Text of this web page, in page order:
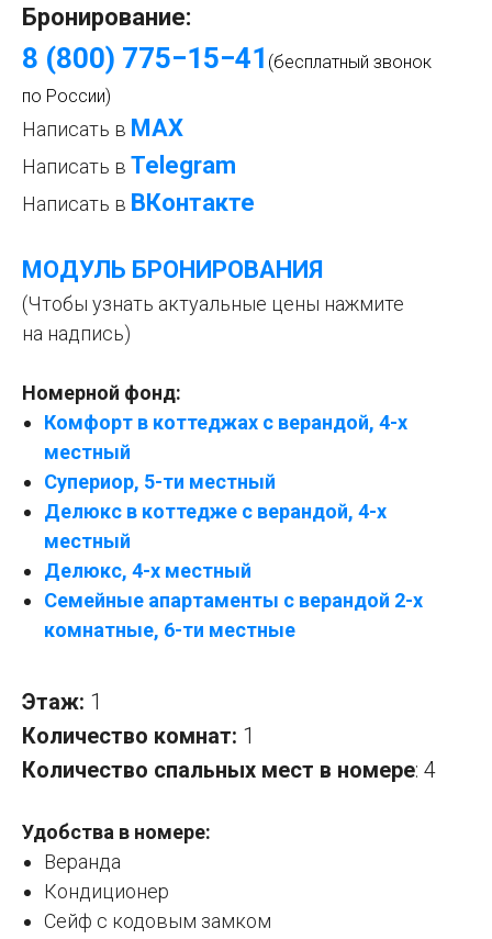
Бронирование:
8 (800) 775−15−41 (бесплатный звонок
по России)
Написать в МАХ
Написать в Telegram
Написать в ВКонтакте
МОДУЛЬ БРОНИРОВАНИЯ
(Чтобы узнать актуальные цены нажмите
на надпись)
Номерной фонд:
Комфорт в коттеджах с верандой, 4-х
местный
Супериор, 5-ти местный
Делюкс в коттедже с верандой, 4-х
местный
Делюкс, 4-х местный
Семейные апартаменты с верандой 2-х
комнатные, 6-ти местные
Этаж: 1
Количество комнат: 1
Количество спальных мест в номере: 4
Удобства в номере:
Веранда
Кондиционер
Сейф с кодовым замком